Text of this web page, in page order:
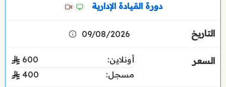
دورة القيادة الإدارية
09/08/2026
أونلاين:
600
مسجل:
400